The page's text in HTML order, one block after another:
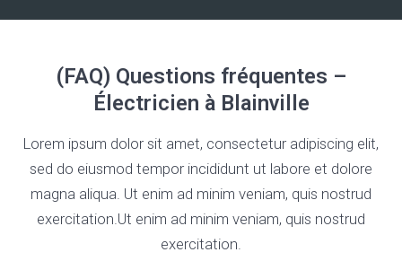
(FAQ) Questions fréquentes –
Électricien à Blainville
Lorem ipsum dolor sit amet, consectetur adipiscing elit,
sed do eiusmod tempor incididunt ut labore et dolore
magna aliqua. Ut enim ad minim veniam, quis nostrud
exercitation.Ut enim ad minim veniam, quis nostrud
exercitation.